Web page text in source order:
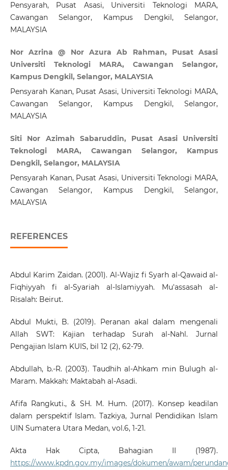
Pensyarah, Pusat Asasi, Universiti Teknologi MARA,
Cawangan Selangor, Kampus Dengkil, Selangor,
MALAYSIA
Nor Azrina @ Nor Azura Ab Rahman, Pusat Asasi
Universiti Teknologi MARA, Cawangan Selangor,
Kampus Dengkil, Selangor, MALAYSIA
Pensyarah Kanan, Pusat Asasi, Universiti Teknologi MARA,
Cawangan Selangor, Kampus Dengkil, Selangor,
MALAYSIA
Siti Nor Azimah Sabaruddin, Pusat Asasi Universiti
Teknologi MARA, Cawangan Selangor, Kampus
Dengkil, Selangor, MALAYSIA
Pensyarah Kanan, Pusat Asasi, Universiti Teknologi MARA,
Cawangan Selangor, Kampus Dengkil, Selangor,
MALAYSIA
REFERENCES
Abdul Karim Zaidan. (2001). Al-Wajiz fi Syarh al-Qawaid al-
Fiqhiyyah fi al-Syariah al-Islamiyyah. Mu'assasah al-
Risalah: Beirut.
Abdul Mukti, B. (2019). Peranan akal dalam mengenali
Allah SWT: Kajian terhadap Surah al-Nahl. Jurnal
Pengajian Islam KUIS, bil 12 (2), 62-79.
Abdullah, b.-R. (2003). Taudhih al-Ahkam min Bulugh al-
Maram. Makkah: Maktabah al-Asadi.
Afifa Rangkuti., & SH. M. Hum. (2017). Konsep keadilan
dalam perspektif Islam. Tazkiya, Jurnal Pendidikan Islam
UIN Sumatera Utara Medan, vol.6, 1-21.
Akta Hak Cipta, Bahagian II (1987).
https://www.kpdn.gov.my/images/dokumen/awam/